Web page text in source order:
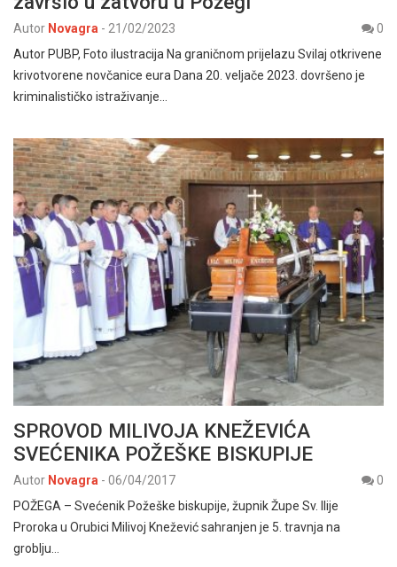
Autor Novagra - 21/02/2023
0
Autor PUBP, Foto ilustracija Na graničnom prijelazu Svilaj otkrivene
krivotvorene novčanice eura Dana 20. veljače 2023. dovršeno je
kriminalističko istraživanje…
SPROVOD MILIVOJA KNEŽEVIĆA
SVEĆENIKA POŽEŠKE BISKUPIJE
Autor Novagra - 06/04/2017
0
POŽEGA – Svećenik Požeške biskupije, župnik Župe Sv. Ilije
Proroka u Orubici Milivoj Knežević sahranjen je 5. travnja na
groblju…